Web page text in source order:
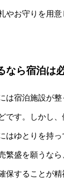
やお守りを用
なら宿泊は
は宿泊施設が整
です。しかし
はゆとりを持
繁盛を願うな
保することが